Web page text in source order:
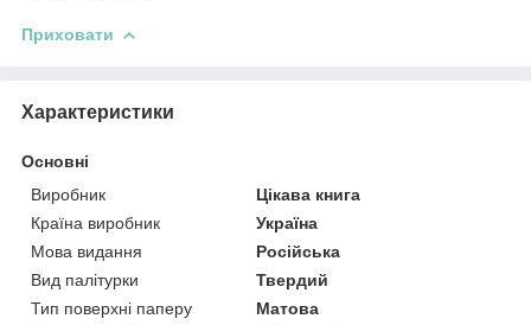
Приховати
Характеристики
Основні
Виробник
Цікава книга
Країна виробник
Україна
Мова видання
Російська
Вид палітурки
Твердий
Тип поверхні паперу
Матова